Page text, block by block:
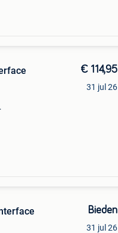
€ 114,95
31 jul 26
Bieden
31 jul 26